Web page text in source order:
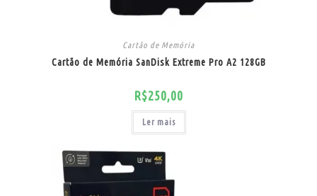
Cartão de Memória
Cartão de Memória SanDisk Extreme Pro A2 128GB
R$250,00
Ler mais